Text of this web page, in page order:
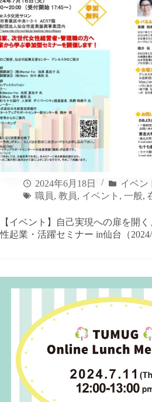
2024年6月18日
イベン
職員, 教員, イベント , 一般,
【イベント】自己実現への扉を開
性起業・活躍セミナー in仙台（2024/